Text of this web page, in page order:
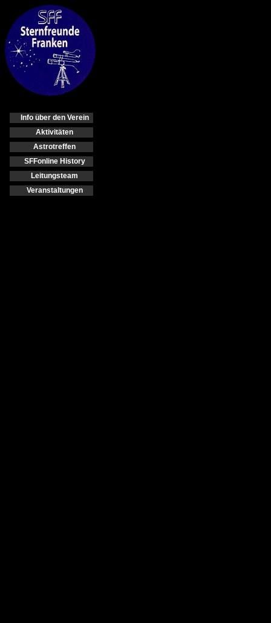
Info über den Verein
Aktivitäten
Astrotreffen
SFFonline History
Leitungsteam
Veranstaltungen